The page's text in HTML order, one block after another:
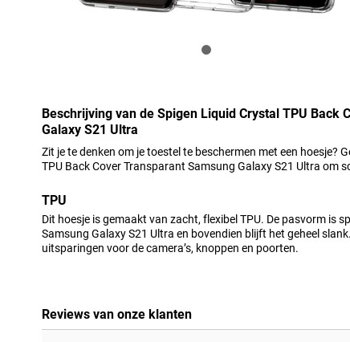
Beschrijving van de Spigen Liquid Crystal TPU Back
Galaxy S21 Ultra
Zit je te denken om je toestel te beschermen met een hoesje?
TPU Back Cover Transparant Samsung Galaxy S21 Ultra om
TPU
Dit hoesje is gemaakt van zacht, flexibel TPU. De pasvorm is
Samsung Galaxy S21 Ultra en bovendien blijft het geheel
uitsparingen voor de camera’s, knoppen en poorten.
Reviews van onze klanten